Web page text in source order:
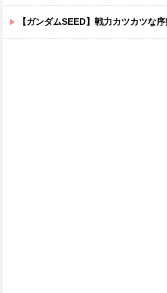
【ガンダムSEED】戦力カツカツな序盤ってガンダム